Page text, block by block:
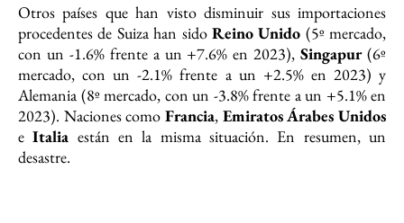
Otros países que han visto disminuir sus importaciones
procedentes de Suiza han sido Reino Unido (5º mercado,
con un -1.6% frente a un +7.6% en 2023),Singapur(6º
mercado, con un -2.1% frente a un +2.5% en 2023) y
Alemania (8º mercado, con un -3.8% frente a un +5.1% en
2023). Naciones como Francia, Emiratos Árabes Unidos
eItalia están en la misma situación. En resumen, un
desastre.